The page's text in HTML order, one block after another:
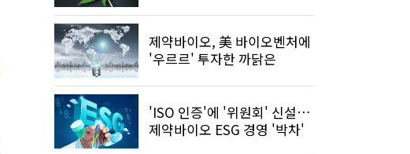
제약바이오, 美 바이오벤처에
'우르르' 투자한 까닭은
'ISO 인증'에 '위원회' 신설…
제약바이오 ESG 경영 '박차'